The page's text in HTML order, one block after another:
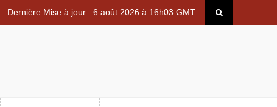
Dernière Mise à jour : 6 août 2026 à 16h03 GMT